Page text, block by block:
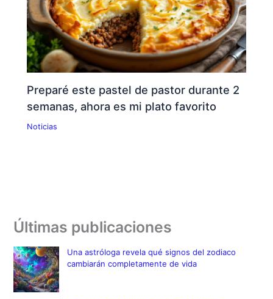
Preparé este pastel de pastor durante 2
semanas, ahora es mi plato favorito
Noticias
Últimas publicaciones
Una astróloga revela qué signos del zodiaco
cambiarán completamente de vida